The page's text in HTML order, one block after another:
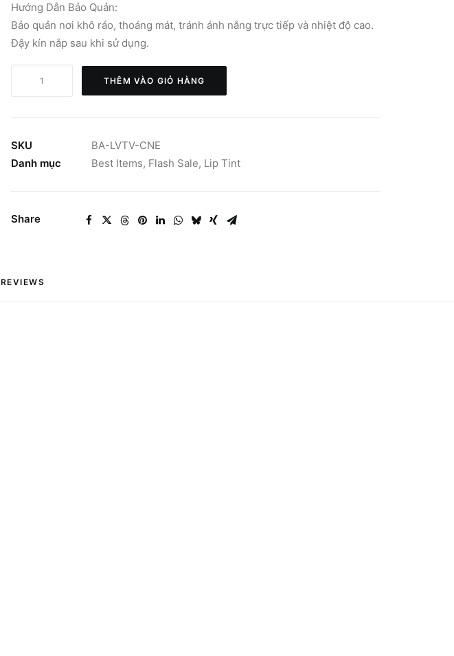
Hướng Dẫn Bảo Quản:
Bảo quản nơi khô ráo, thoáng mát, tránh ánh nắng trực tiếp và nhiệt độ cao.
Đậy kín nắp sau khi sử dụng.
-
Cool
số
THÊM VÀO GIỎ HÀNG
SKU
BA-LVTV-CNE
Danh mục
Best Items, Flash Sale, Lip Tint
Share
REVIEWS